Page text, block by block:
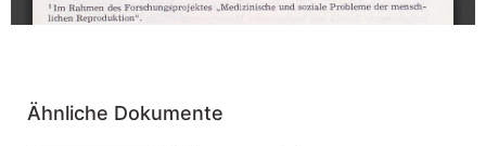
Ähnliche Dokumente